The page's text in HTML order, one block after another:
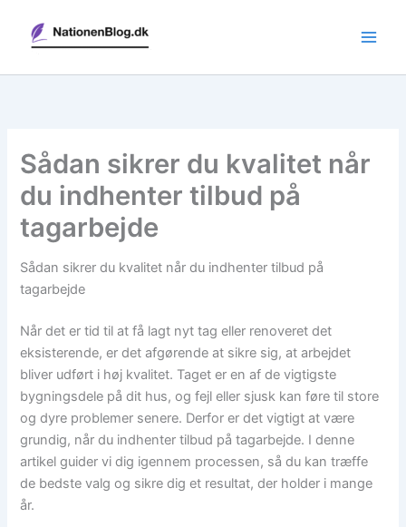
indholdet
Sådan sikrer du kvalitet når
du indhenter tilbud på
tagarbejde
Sådan sikrer du kvalitet når du indhenter tilbud på
tagarbejde
Når det er tid til at få lagt nyt tag eller renoveret det
eksisterende, er det afgørende at sikre sig, at arbejdet
bliver udført i høj kvalitet. Taget er en af de vigtigste
bygningsdele på dit hus, og fejl eller sjusk kan føre til store
og dyre problemer senere. Derfor er det vigtigt at være
grundig, når du indhenter tilbud på tagarbejde. I denne
artikel guider vi dig igennem processen, så du kan træffe
de bedste valg og sikre dig et resultat, der holder i mange
år.